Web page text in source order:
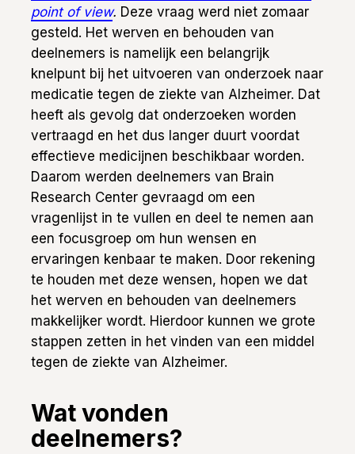
point of view. Deze vraag werd niet zomaar
gesteld. Het werven en behouden van
deelnemers is namelijk een belangrijk
knelpunt bij het uitvoeren van onderzoek naar
medicatie tegen de ziekte van Alzheimer. Dat
heeft als gevolg dat onderzoeken worden
vertraagd en het dus langer duurt voordat
effectieve medicijnen beschikbaar worden.
Daarom werden deelnemers van Brain
Research Center gevraagd om een
vragenlijst in te vullen en deel te nemen aan
een focusgroep om hun wensen en
ervaringen kenbaar te maken. Door rekening
te houden met deze wensen, hopen we dat
het werven en behouden van deelnemers
makkelijker wordt. Hierdoor kunnen we grote
stappen zetten in het vinden van een middel
tegen de ziekte van Alzheimer.
Wat vonden
deelnemers?